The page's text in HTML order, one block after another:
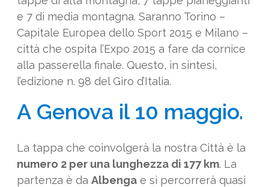
e 7 di media montagna. Saranno Torino –
Capitale Europea dello Sport 2015 e Milano –
città che ospita l’Expo 2015 a fare da cornice
alla passerella finale. Questo, in sintesi,
l’edizione n. 98 del Giro d’Italia.
A Genova il 10 maggio.
La tappa che coinvolgerà la nostra Città è la
numero 2 per una lunghezza di 177 km. La
partenza è da Albenga e si percorrerà quasi